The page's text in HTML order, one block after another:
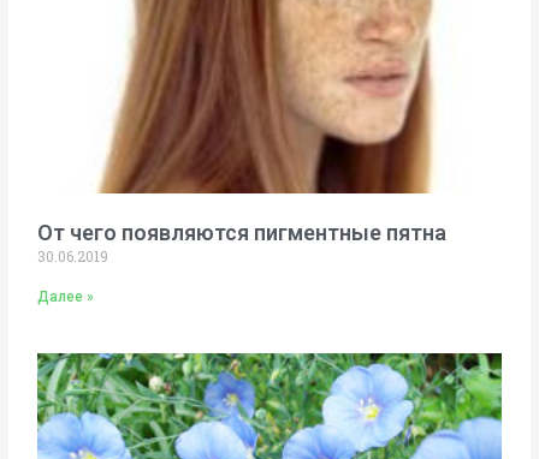
От чего появляются пигментные пятна
30.06.2019
Далее »